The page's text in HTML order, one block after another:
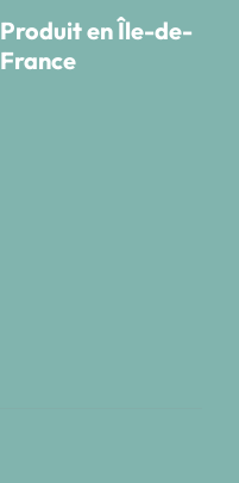
Produit en Île-de-
France